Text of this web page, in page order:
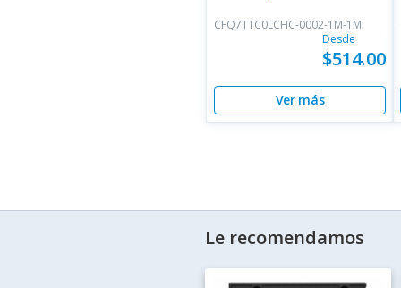
CFQ7TTC0LCHC-0002-1M-1M
Desde
$514.00
Ver más
Le recomendamos